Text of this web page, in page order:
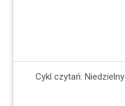
Cykl czytań: